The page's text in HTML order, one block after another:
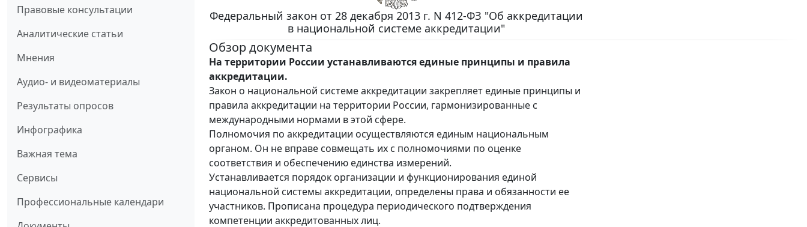
Правовые консультации
Аналитические статьи
Мнения
Аудио- и видеоматериалы
Результаты опросов
Инфографика
Важная тема
Сервисы
Профессиональные календари
Федеральный закон от 28 декабря 2013 г. N 412-ФЗ "Об аккредитации
в национальной системе аккредитации"
Обзор документа
На территории России устанавливаются единые принципы и правила
аккредитации.
Закон о национальной системе аккредитации закрепляет единые принципы и
правила аккредитации на территории России, гармонизированные с
международными нормами в этой сфере.
Полномочия по аккредитации осуществляются единым национальным
органом. Он не вправе совмещать их с полномочиями по оценке
соответствия и обеспечению единства измерений.
Устанавливается порядок организации и функционирования единой
национальной системы аккредитации, определены права и обязанности ее
участников. Прописана процедура периодического подтверждения
компетенции аккредитованных лиц.